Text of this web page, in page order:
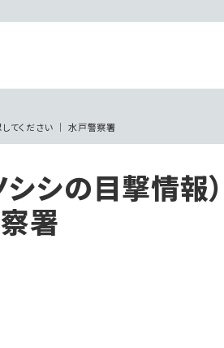
てください ｜ 水戸警察署
シの目撃情報
署